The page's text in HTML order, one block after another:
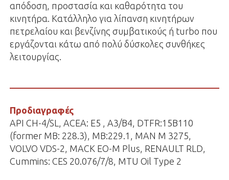
απόδοση, προστασία και καθαρότητα του
κινητήρα. Κατάλληλο για λίπανση κινητήρων
πετρελαίου και βενζίνης συμβατικούς ή turbo που
εργάζονται κάτω από πολύ δύσκολες συνθήκες
λειτουργίας.
Προδιαγραφές
API CH-4/SL, ACEA: E5 , A3/B4, DTFR:15B110
(former MB: 228.3), MB:229.1, MAN Μ 3275,
VOLVO VDS-2, ΜΑCK EO-M Plus, RENAULT RLD,
Cummins: CES 20.076/7/8, MTU Oil Type 2